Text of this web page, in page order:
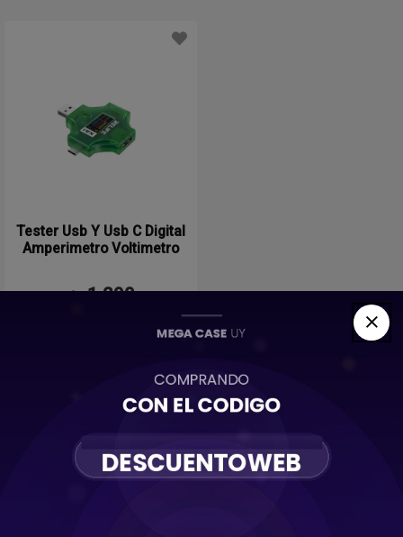
Cintas / Pegamentos
Destornilladores / Kit de herramientas
Espátulas / Ventosas
Tester Usb Y Usb C Digital
Amperimetro Voltimetro
1.290